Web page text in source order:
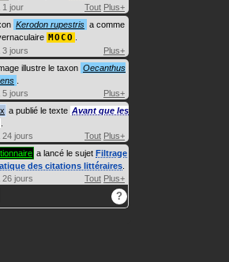
1 jour
Tout Plus+
Kerodon rupestris a comme
MOCO
3 jours
Plus+
illustre le taxon Oecanthus
5 jours
Plus+
a publié le texte Avant que les
24 jours
Tout Plus+
a lancé le sujet Filtrage
des citations littéraires
26 jours
Tout Plus+
?